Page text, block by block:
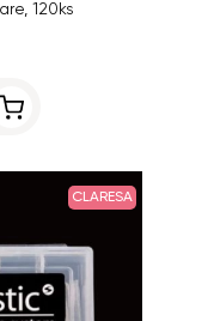
120ks
CLARESA